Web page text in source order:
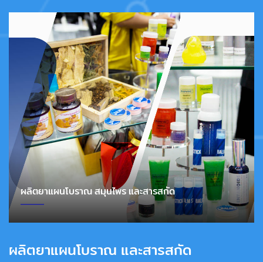
ผลิตยาแผนโบราณ สมุนไพร และสารสกัด
ผลิตยาแผนโบราณ และสารสกัด